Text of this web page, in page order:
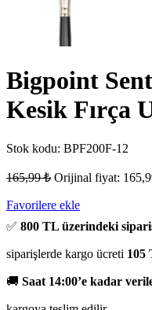
Bigpoint
Kesik Fırça
Stok kodu: BPF200F-12
165,99₺ Orijinal fiyat:
Favorilere ekle
✅ 800 TL üzerindeki
siparişlerde kargo ücreti 105
🚚 Saat 14:00’e kadar